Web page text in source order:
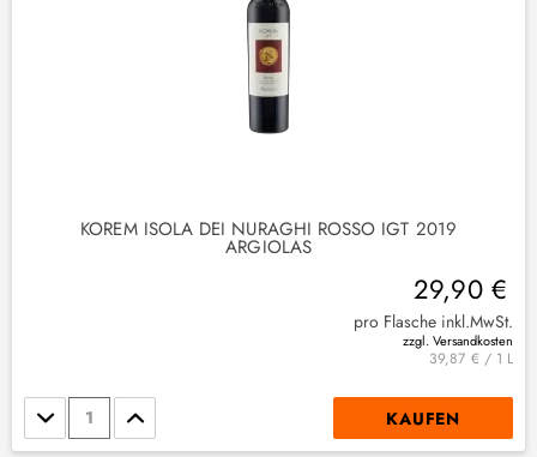
KOREM ISOLA DEI NURAGHI ROSSO IGT 2019
ARGIOLAS
29,90 €
pro Flasche inkl.MwSt.
zzgl. Versandkosten
39,87 € / 1 L
Stückzahl KAUFEN